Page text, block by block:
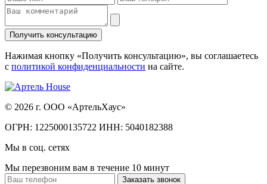
Нажимая кнопку «Получить консультацию», вы соглашаетесь
с политикой конфиденциальности на сайте.
© 2026 г. ООО «АртельХаус»
ОГРН: 1225000135722 ИНН: 5040182388
Мы в соц. сетях
Мы перезвоним вам в течение 10 минут